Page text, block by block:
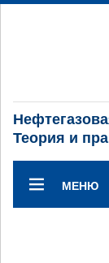
Теория и
МЕНЮ